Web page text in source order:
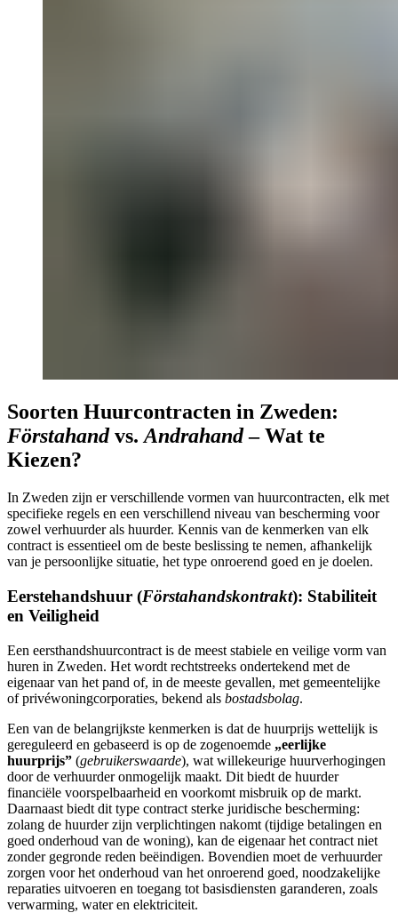
Soorten Huurcontracten in Zweden:
Förstahandvs.Andrahand– Wat te
Kiezen?
In Zweden zijn er verschillende vormen van huurcontracten, elk met
specifieke regels en een verschillend niveau van bescherming voor
zowel verhuurder als huurder. Kennis van de kenmerken van elk
contract is essentieel om de beste beslissing te nemen, afhankelijk
van je persoonlijke situatie, het type onroerend goed en je doelen.
Eerstehandshuur (Förstahandskontrakt): Stabiliteit
en Veiligheid
Een eersthandshuurcontract is de meest stabiele en veilige vorm van
huren in Zweden. Het wordt rechtstreeks ondertekend met de
eigenaar van het pand of, in de meeste gevallen, met gemeentelijke
of privéwoningcorporaties, bekend als bostadsbolag.
Een van de belangrijkste kenmerken is dat de huurprijs wettelijk is
gereguleerd en gebaseerd is op de zogenoemde „eerlijke
huurprijs” (gebruikerswaarde), wat willekeurige huurverhogingen
door de verhuurder onmogelijk maakt. Dit biedt de huurder
financiële voorspelbaarheid en voorkomt misbruik op de markt.
Daarnaast biedt dit type contract sterke juridische bescherming:
zolang de huurder zijn verplichtingen nakomt (tijdige betalingen en
goed onderhoud van de woning), kan de eigenaar het contract niet
zonder gegronde reden beëindigen. Bovendien moet de verhuurder
zorgen voor het onderhoud van het onroerend goed, noodzakelijke
reparaties uitvoeren en toegang tot basisdiensten garanderen, zoals
verwarming, water en elektriciteit.